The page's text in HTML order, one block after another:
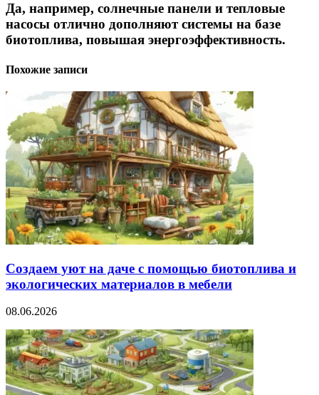
Да, например, солнечные панели и тепловые
насосы отлично дополняют системы на базе
биотоплива, повышая энергоэффективность.
Похожие записи
Создаем уют на даче с помощью биотоплива и
экологических материалов в мебели
08.06.2026